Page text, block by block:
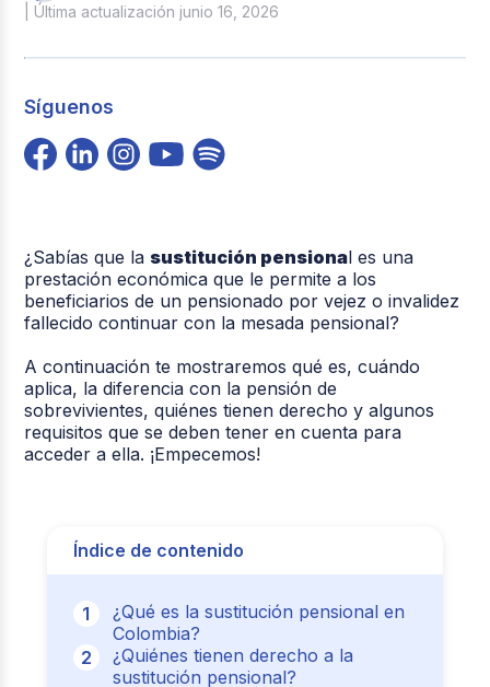
| Última actualización junio 16, 2026
Síguenos
¿Sabías que la sustitución pensionales una
prestación económica que le permite a los
beneficiarios de un pensionado por vejez o invalidez
fallecido continuar con la mesada pensional?
A continuación te mostraremos qué es, cuándo
aplica, la diferencia con la pensión de
sobrevivientes, quiénes tienen derecho y algunos
requisitos que se deben tener en cuenta para
acceder a ella. ¡Empecemos!
Índice de contenido
¿Qué es la sustitución pensional en
Colombia?
¿Quiénes tienen derecho a la
sustitución pensional?